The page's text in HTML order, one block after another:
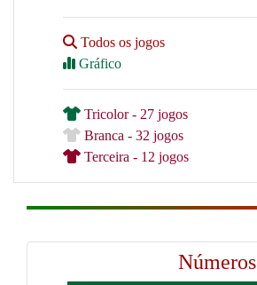
Todos os jogos
Gráfico
Tricolor - 27 jogos
Branca - 32 jogos
Terceira - 12 jogos
Números